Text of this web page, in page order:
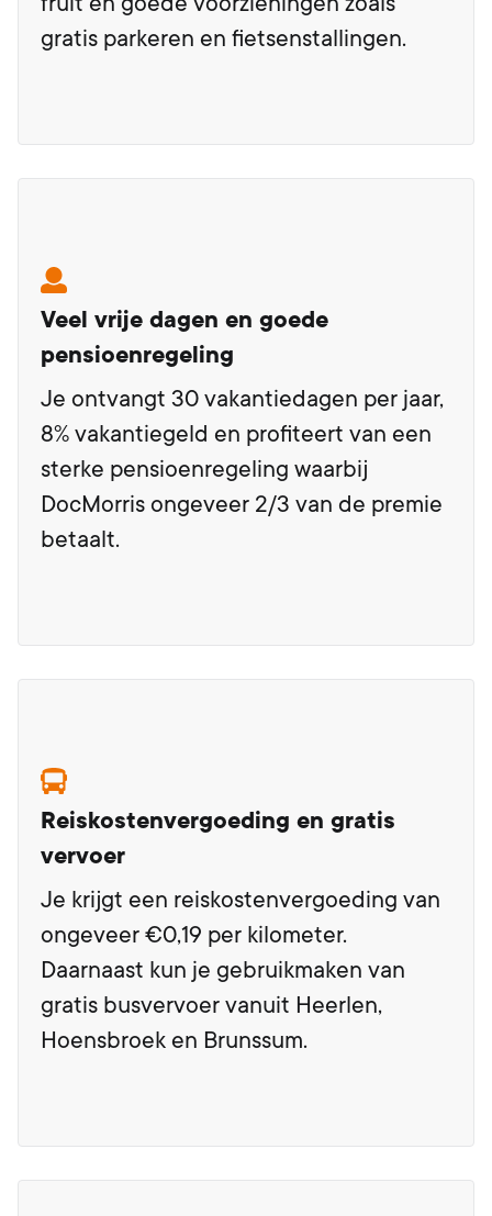
gratis parkeren en fietsenstallingen.
Veel vrije dagen en goede
pensioenregeling
Je ontvangt 30 vakantiedagen per jaar,
8% vakantiegeld en profiteert van een
sterke pensioenregeling waarbij
DocMorris ongeveer 2/3 van de premie
betaalt.
Reiskostenvergoeding en gratis
vervoer
Je krijgt een reiskostenvergoeding van
ongeveer €0,19 per kilometer.
Daarnaast kun je gebruikmaken van
gratis busvervoer vanuit Heerlen,
Hoensbroek en Brunssum.